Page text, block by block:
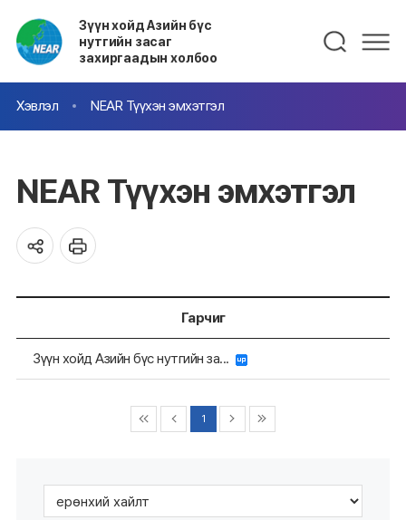
Зүүн хойд Азийн бүс
нутгийн засаг
захиргаадын холбоо
Хэвлэл NEAR Түүхэн эмхэтгэл
NEAR Түүхэн эмхэтгэл
Гарчиг
Зүүн хойд Азийн бүс нутгийн за...
1